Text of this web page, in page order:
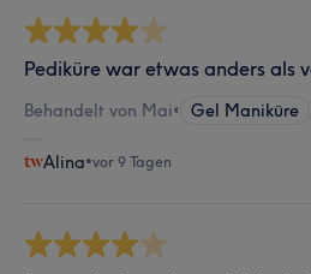
Pediküre war etwas anders als
Behandelt von Mai• Gel Maniküre
Alina•vor 9 Tagen